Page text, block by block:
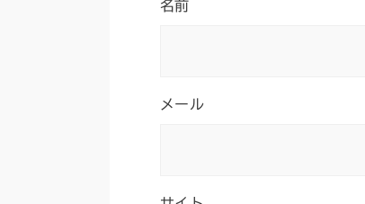
名前
メール